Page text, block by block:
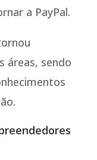
a PayPal.
áreas, sendo